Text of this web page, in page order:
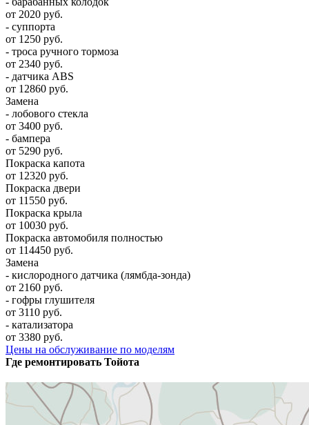
от 2020 руб.
- суппорта
от 1250 руб.
- троса ручного тормоза
от 2340 руб.
- датчика ABS
от 12860 руб.
Замена
- лобового стекла
от 3400 руб.
- бампера
от 5290 руб.
Покраска капота
от 12320 руб.
Покраска двери
от 11550 руб.
Покраска крыла
от 10030 руб.
Покраска автомобиля полностью
от 114450 руб.
Замена
- кислородного датчика (лямбда-зонда)
от 2160 руб.
- гофры глушителя
от 3110 руб.
- катализатора
от 3380 руб.
Цены на обслуживание по моделям
Где ремонтировать Тойота